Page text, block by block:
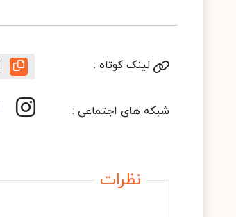
لینک کوتاه :
شبکه های اجتماعی :
نظرات